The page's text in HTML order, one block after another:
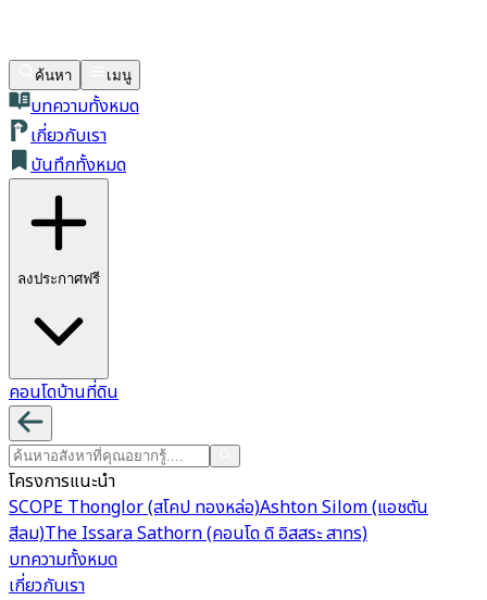
ค้นหา เมนู
บทความทั้งหมด
เกี่ยวกับเรา
บันทึกทั้งหมด
ลงประกาศฟรี
คอนโดบ้านที่ดิน
โครงการแนะนำ
SCOPE Thonglor (สโคป ทองหล่อ)Ashton Silom (แอชตัน
สีลม)The Issara Sathorn (คอนโด ดิ อิสสระ สาทร)
บทความทั้งหมด
เกี่ยวกับเรา